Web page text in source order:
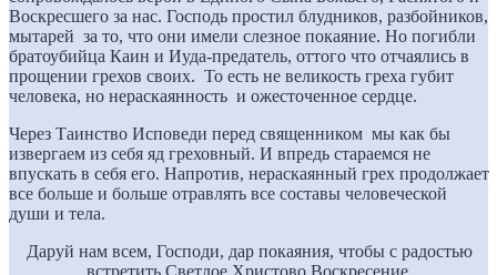
Воскресшего за нас. Господь простил блудников, разбойников,
мытарей за то, что они имели слезное покаяние. Но погибли
братоубийца Каин и Иуда-предатель, оттого что отчаялись в
прощении грехов своих. То есть не великость греха губит
человека, но нераскаянность и ожесточенное сердце.
Через Таинство Исповеди перед священником мы как бы
извергаем из себя яд греховный. И впредь стараемся не
впускать в себя его. Напротив, нераскаянный грех продолжает
все больше и больше отравлять все составы человеческой
души и тела.
Даруй нам всем, Господи, дар покаяния, чтобы с радостью
встретить Светлое Христово Воскресение.